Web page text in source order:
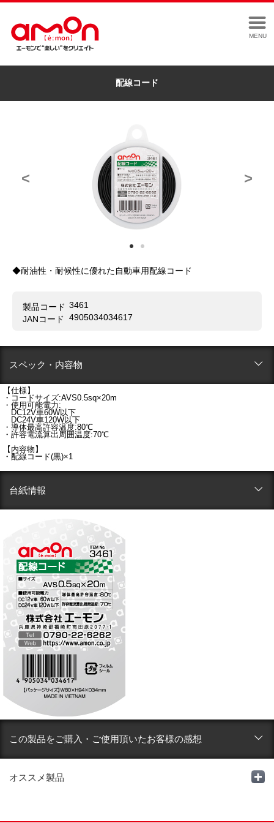
MENU
配線コード
< >
◆耐油性・耐候性に優れた自動車用配線コード
製品コード 3461
JANコード
4905034034617
スペック・内容物
【仕様】
・コードサイズ:AVS0.5sq×20m
・使用可能電力:
DC12V車60W以下
DC24V車120W以下
・導体最高許容温度:80℃
・許容電流算出周囲温度:70℃
【内容物】
・配線コード(黒)×1
台紙情報
この製品をご購入・ご使用頂いたお客様の感想
オススメ製品